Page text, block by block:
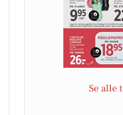
Se alle